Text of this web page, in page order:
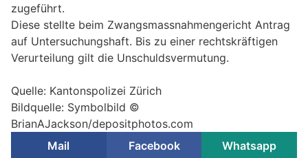
zugeführt.
Diese stellte beim Zwangsmassnahmengericht Antrag
auf Untersuchungshaft. Bis zu einer rechtskräftigen
Verurteilung gilt die Unschuldsvermutung.
Quelle: Kantonspolizei Zürich
Bildquelle: Symbolbild ©
BrianAJackson/depositphotos.com
Mail
Facebook Whatsapp